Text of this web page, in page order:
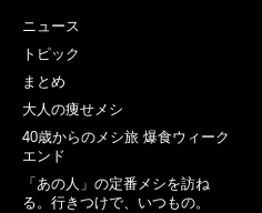
ニュース
トピック
まとめ
大人の痩せメシ
40歳からのメシ旅 爆食ウィーク
エンド
「あの人」の定番メシを訪ね
る。行きつけで、いつもの。